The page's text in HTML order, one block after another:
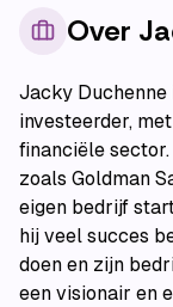
Over
Jacky
investeerder,
financiële
zoals Goldman
eigen bedrijf
hij veel succes
doen en zijn
een visionair en